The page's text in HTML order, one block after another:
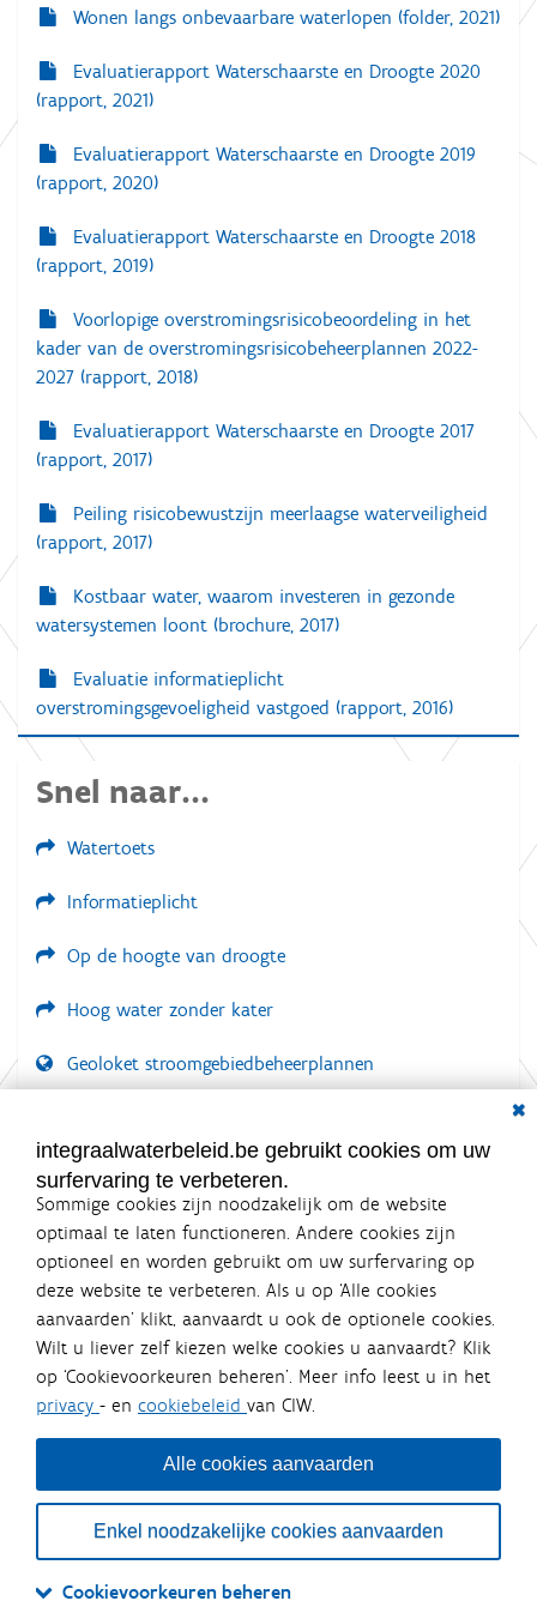
Wonen langs onbevaarbare waterlopen (folder, 2021)
Evaluatierapport Waterschaarste en Droogte 2020
(rapport, 2021)
Evaluatierapport Waterschaarste en Droogte 2019
(rapport, 2020)
Evaluatierapport Waterschaarste en Droogte 2018
(rapport, 2019)
Voorlopige overstromingsrisicobeoordeling in het
kader van de overstromingsrisicobeheerplannen 2022-
2027 (rapport, 2018)
Evaluatierapport Waterschaarste en Droogte 2017
(rapport, 2017)
Peiling risicobewustzijn meerlaagse waterveiligheid
(rapport, 2017)
Kostbaar water, waarom investeren in gezonde
watersystemen loont (brochure, 2017)
Evaluatie informatieplicht
overstromingsgevoeligheid vastgoed (rapport, 2016)
Snel naar...
Watertoets
Informatieplicht
Op de hoogte van droogte
Hoog water zonder kater
Geoloket stroomgebiedbeheerplannen
LOGIN VEREIST
integraalwaterbeleid.be gebruikt cookies om uw
surfervaring te verbeteren.
Sommige cookies zijn noodzakelijk om de website
optimaal te laten functioneren. Andere cookies zijn
optioneel en worden gebruikt om uw surfervaring op
deze website te verbeteren. Als u op ‘Alle cookies
aanvaarden’ klikt, aanvaardt u ook de optionele cookies.
Wilt u liever zelf kiezen welke cookies u aanvaardt? Klik
op ‘Cookievoorkeuren beheren’. Meer info leest u in het
privacy - en cookiebeleid van CIW.
Alle cookies aanvaarden
Enkel noodzakelijke cookies aanvaarden
Cookievoorkeuren beheren
Integraalwaterbeleid.be is een
officiële website van de Vlaamse
overheid
uitgegeven door Coördinatiecommissie Integraal
Waterbeleid
De Coördinatiecommissie Integraal Waterbeleid (CIW) is een
bestuursniveaus die bij het waterbeleid betrokken zijn. Ook
waterbedrijven nemen deel aan het overleg. Deze
samenwerking zorgt voor een gecoördineerde en
geïntegreerde aanpak van het waterbeleid en waterbeheer
in Vlaanderen.
OVER CIW DISCLAIMER PRIVACY